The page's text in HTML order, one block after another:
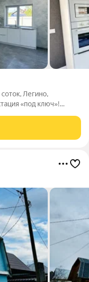
Легино,
«под ключ»!
который не требует